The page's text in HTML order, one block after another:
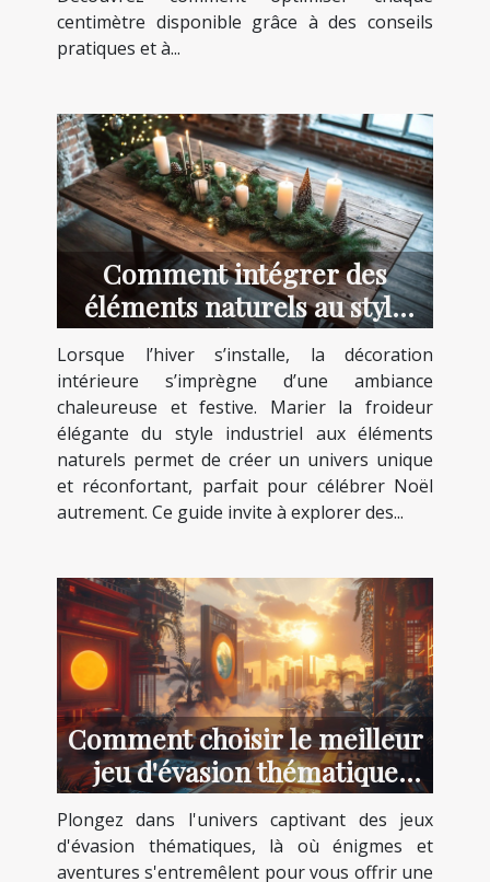
centimètre disponible grâce à des conseils
pratiques et à...
Comment intégrer des
éléments naturels au style
industriel pour Noël ?
Lorsque l’hiver s’installe, la décoration
intérieure s’imprègne d’une ambiance
chaleureuse et festive. Marier la froideur
élégante du style industriel aux éléments
naturels permet de créer un univers unique
et réconfortant, parfait pour célébrer Noël
autrement. Ce guide invite à explorer des...
Comment choisir le meilleur
jeu d'évasion thématique
pour votre prochaine
aventure
Plongez dans l'univers captivant des jeux
d'évasion thématiques, là où énigmes et
aventures s'entremêlent pour vous offrir une